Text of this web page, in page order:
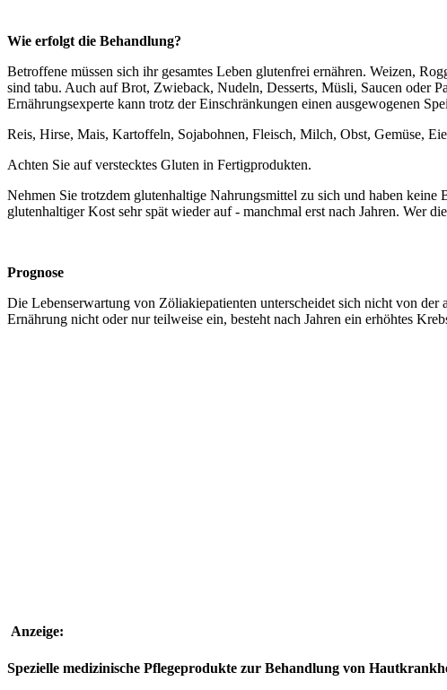
Wie erfolgt die Behandlung?
Betroffene müssen sich ihr gesamtes Leben glutenfrei ernähren. Weizen,
sind tabu. Auch auf Brot, Zwieback, Nudeln, Desserts, Müsli, Saucen oder
Ernährungsexperte kann trotz der Einschränkungen einen ausgewogenen
Reis, Hirse, Mais, Kartoffeln, Sojabohnen, Fleisch, Milch, Obst, Gemüse,
Achten Sie auf verstecktes Gluten in Fertigprodukten.
Nehmen Sie trotzdem glutenhaltige Nahrungsmittel zu sich und haben
glutenhaltiger Kost sehr spät wieder auf - manchmal erst nach Jahren. Wer
Prognose
Die Lebenserwartung von Zöliakiepatienten unterscheidet sich nicht von
Ernährung nicht oder nur teilweise ein, besteht nach Jahren ein erhöhtes
Anzeige:
Spezielle medizinische Pflegeprodukte zur Behandlung von